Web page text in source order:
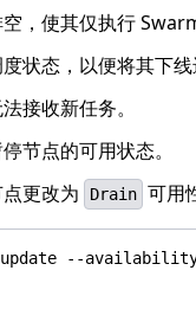
，使其仅执行
状态，以便将其下线
接收新任务。
节点的可用状态。
更改为
Drain 可用